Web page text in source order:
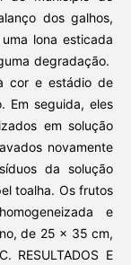
dos galhos,
lona esticada
degradação.
cor e estádio de
Em seguida, eles
em solução
novamente
da solução
toalha. Os frutos
e
de 25 x 35 cm,
RESULTADOS E